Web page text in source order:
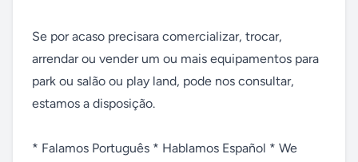
Se por acaso precisara comercializar, trocar,
arrendar ou vender um ou mais equipamentos para
park ou salão ou play land, pode nos consultar,
estamos a disposição.
* Falamos Português * Hablamos Español * We